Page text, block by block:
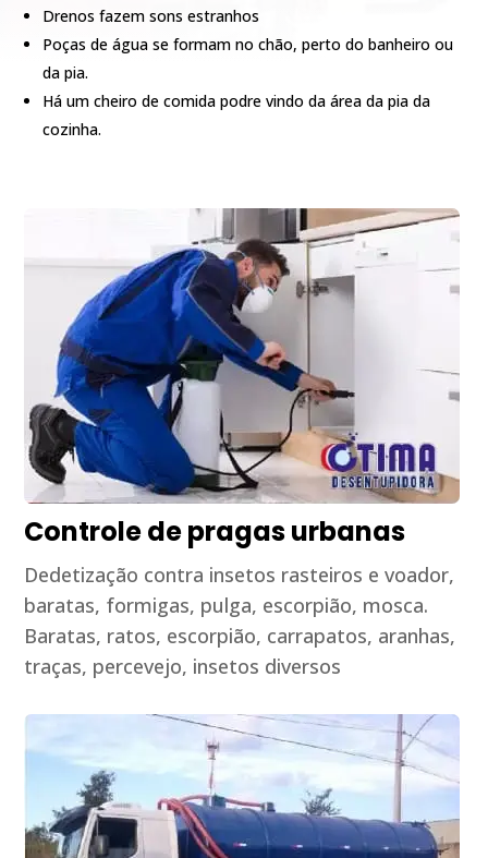
Drenos fazem sons estranhos
Poças de água se formam no chão, perto do banheiro ou
da pia.
Há um cheiro de comida podre vindo da área da pia da
cozinha.
Controle de pragas urbanas
Dedetização contra insetos rasteiros e voador,
baratas, formigas, pulga, escorpião, mosca.
Baratas, ratos, escorpião, carrapatos, aranhas,
traças, percevejo, insetos diversos